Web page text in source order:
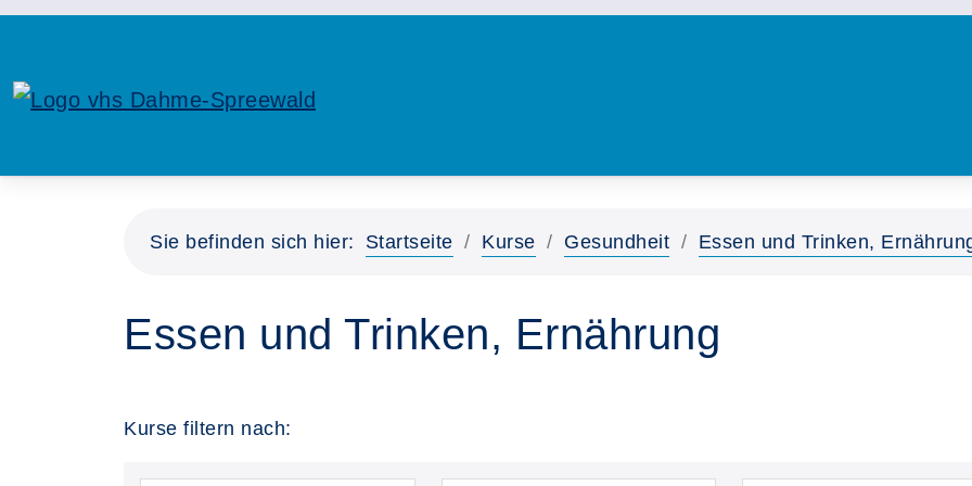
Sie befinden sich hier: Startseite Kurse Gesundheit Essen und Trinken,
Essen und Trinken, Ernährung
Kurse filtern nach: